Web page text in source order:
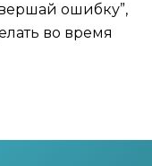
ошибку”,
во время